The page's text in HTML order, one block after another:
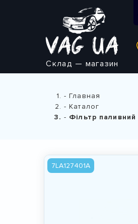
Склад — магазин
Главная
Каталог
Фільтр паливний
7LA127401A